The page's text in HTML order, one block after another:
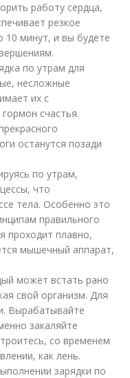
работу сердца,
резкое
10 минут, и вы будете
по утрам для
несложные
их с
счастья.
останутся позади
по утрам,
что
тела. Особенно это
правильного
проходит плавно,
мышечный аппарат,
может встать рано
свой организм. Для
Вырабатывайте
закаляйте
со временем
как лень.
зарядки по